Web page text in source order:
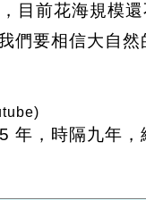
目前花海規模
們要相信大自然
年，時隔九年